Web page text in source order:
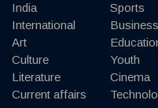
India
International
Art
Culture
Literature
Current affairs
Sports
Business
Youth
Cinema